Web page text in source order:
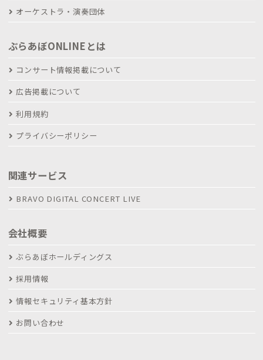
オーケストラ・演奏団体
ぶらあぼONLINEとは
コンサート情報掲載について
広告掲載について
利用規約
プライバシーポリシー
関連サービス
BRAVO DIGITAL CONCERT LIVE
会社概要
ぶらあぼホールディングス
採用情報
情報セキュリティ基本方針
お問い合わせ